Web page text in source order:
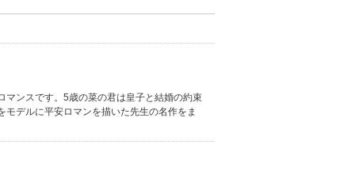
マンスです。5歳の菜の君は皇子と結婚の約束
デルに平安ロマンを描いた先生の名作をま